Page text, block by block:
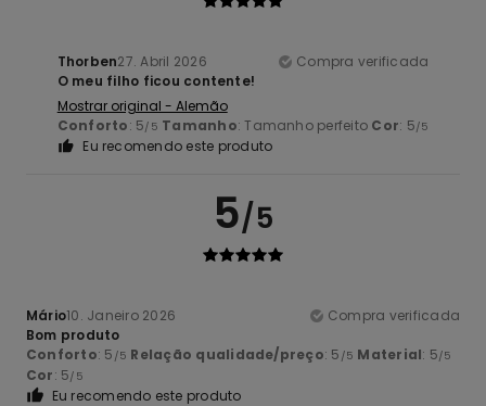
Thorben27. Abril 2026
Compra verificada
O meu filho ficou contente!
Mostrar original - Alemão
Conforto: 5/5 Tamanho: Tamanho perfeito Cor: 5/5
Eu recomendo este produto
5/5
Mário10. Janeiro 2026
Compra verificada
Bom produto
Conforto: 5 /5 Relação qualidade/preço: 5 /5 Material: 5/5
Cor: 5/5
Eu recomendo este produto